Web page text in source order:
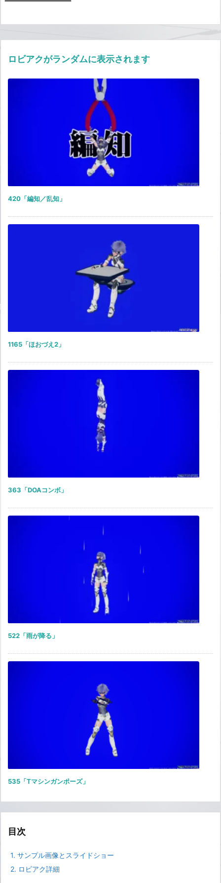
ロビアクがランダムに表示されます
420「編知／乱知」
1165「ほおづえ2」
363「DOAコンボ」
522「雨が降る」
535「Tマシンガンポーズ」
目次
1. サンプル画像とスライドショー
2. ロビアク詳細